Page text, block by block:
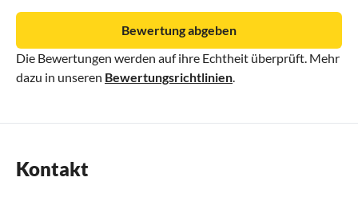
Die Bewertungen werden auf ihre Echtheit überprüft. Mehr
dazu in unseren Bewertungsrichtlinien
Bewertung abgeben
Kontakt